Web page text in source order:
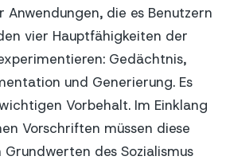
Anwendungen, die es Benutzern
vier Hauptfähigkeiten der
Gedächtnis,
und Generierung. Es
Vorbehalt. Im Einklang
Vorschriften müssen diese
des Sozialismus